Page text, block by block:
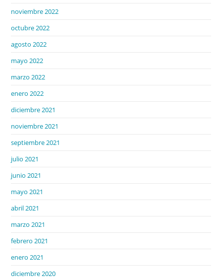
noviembre 2022
octubre 2022
agosto 2022
mayo 2022
marzo 2022
enero 2022
diciembre 2021
noviembre 2021
septiembre 2021
julio 2021
junio 2021
mayo 2021
abril 2021
marzo 2021
febrero 2021
enero 2021
diciembre 2020